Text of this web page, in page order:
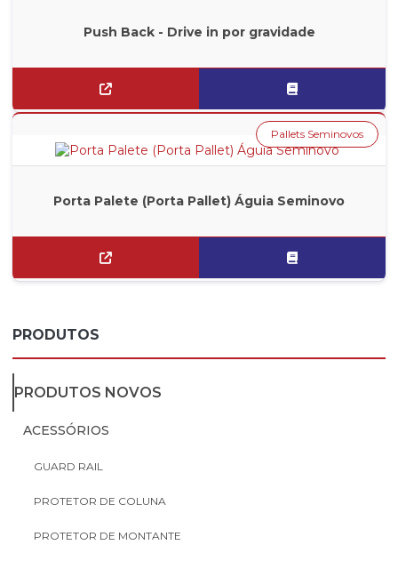
PRODUTOS
PRODUTOS NOVOS
ACESSÓRIOS
GUARD RAIL
PROTETOR DE COLUNA
PROTETOR DE MONTANTE
Push Back - Drive in por gravidade
Porta Palete (Porta Pallet) Águia Seminovo
Pallets Seminovos